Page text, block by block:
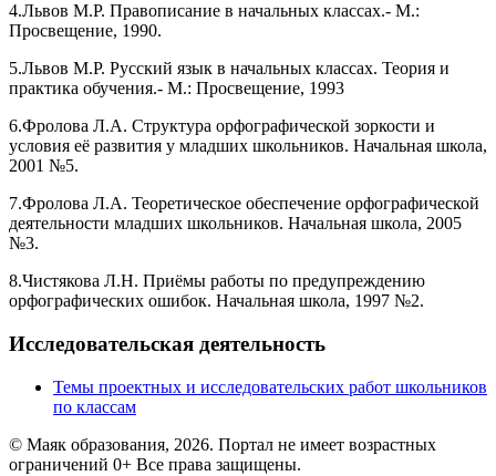
4.Львов М.Р. Правописание в начальных классах.- М.:
Просвещение, 1990.
5.Львов М.Р. Русский язык в начальных классах. Теория и
практика обучения.- М.: Просвещение, 1993
6.Фролова Л.А. Структура орфографической зоркости и
условия её развития у младших школьников. Начальная школа,
2001 №5.
7.Фролова Л.А. Теоретическое обеспечение орфографической
деятельности младших школьников. Начальная школа, 2005
№3.
8.Чистякова Л.Н. Приёмы работы по предупреждению
орфографических ошибок. Начальная школа, 1997 №2.
Исследовательская деятельность
Темы проектных и исследовательских работ школьников
по классам
© Маяк образования, 2026. Портал не имеет возрастных
ограничений 0+ Все права защищены.